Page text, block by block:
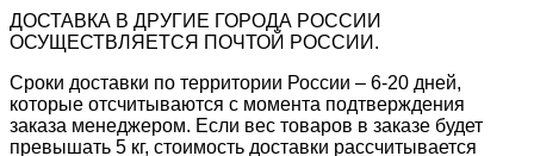
ДОСТАВКА В ДРУГИЕ ГОРОДА РОССИИ
ОСУЩЕСТВЛЯЕТСЯ ПОЧТОЙ РОССИИ.
Сроки доставки по территории России – 6-20 дней,
которые отсчитываются с момента подтверждения
заказа менеджером. Если вес товаров в заказе будет
превышать 5 кг, стоимость доставки рассчитывается